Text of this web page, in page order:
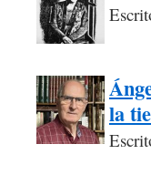
la